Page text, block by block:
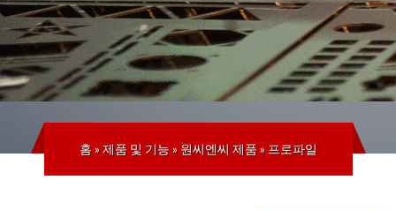
홈»제품 및 기능» 원씨엔씨 제품» 프로파일